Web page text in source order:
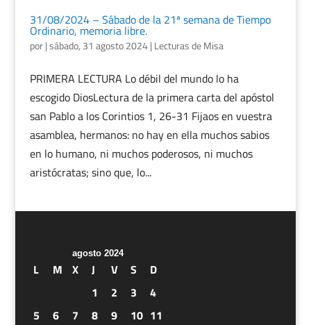
31/08/2024 – Sábado de la 21ª semana de Tiempo
Ordinario, memoria libre.
por|sábado, 31 agosto 2024| Lecturas de Misa
PRIMERA LECTURA Lo débil del mundo lo ha
escogido DiosLectura de la primera carta del apóstol
san Pablo a los Corintios 1, 26-31 Fijaos en vuestra
asamblea, hermanos: no hay en ella muchos sabios
en lo humano, ni muchos poderosos, ni muchos
aristócratas; sino que, lo...
agosto 2024
L M X J V S
D
1
2 3
4
5
6 7 8 9 10 11